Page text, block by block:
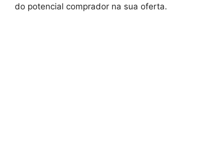
do potencial comprador na sua oferta.